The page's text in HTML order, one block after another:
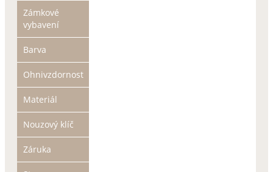
Zámkové
vybavení
Barva
Ohnivzdornost
Materiál
Nouzový klíč
Záruka